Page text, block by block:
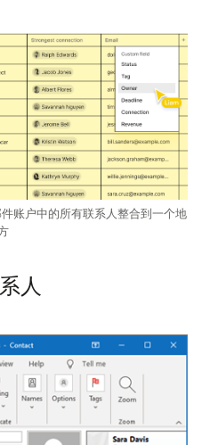
账户中的所有联系人整合到一个地
人